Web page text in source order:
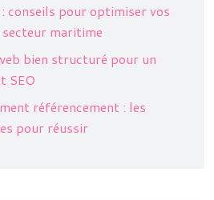
conseils pour optimiser vos
secteur maritime
bien structuré pour un
SEO
référencement : les
pour réussir